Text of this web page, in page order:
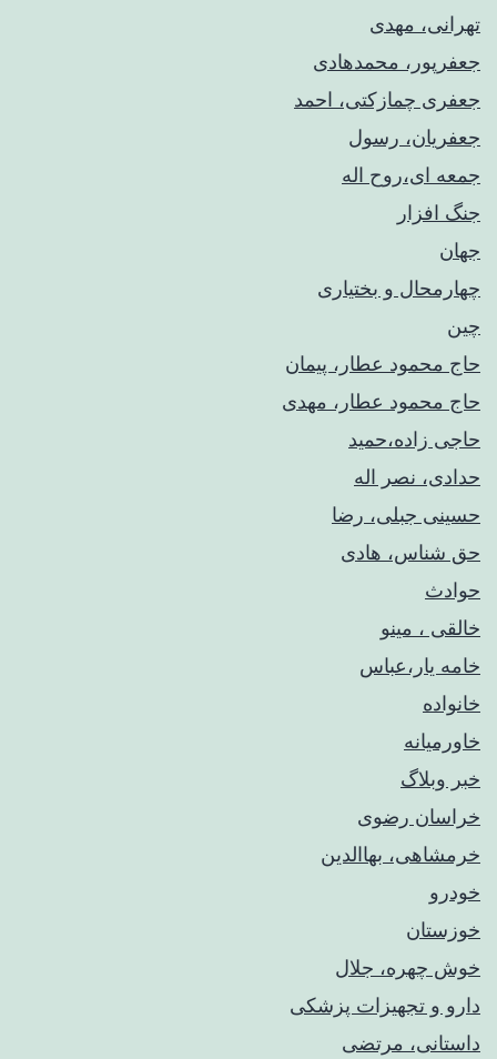
تهرانی، مهدی
جعفرپور، محمدهادی
جعفری چمازکتی، احمد
جعفریان، رسول
جمعه ای،روح اله
جنگ افزار
جهان
چهارمحال و بختیاری
چین
حاج محمود عطار، پیمان
حاج محمود عطار، مهدی
حاجی زاده،حمید
حدادی، نصر اله
حسینی جبلی، رضا
حق شناس، هادی
حوادث
خالقی ، مینو
خامه یار،عباس
خانواده
خاورمیانه
خبر وبلاگ
خراسان رضوی
خرمشاهی، بهاالدین
خودرو
خوزستان
خوش چهره، جلال
دارو و تجهیزات پزشکی
داستانی، مرتضی